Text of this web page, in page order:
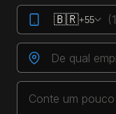
Seu telefone
🇧🇷+55
De qual empresa